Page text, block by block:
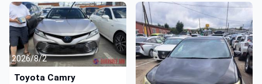
2026/8/2
Toyota Camry